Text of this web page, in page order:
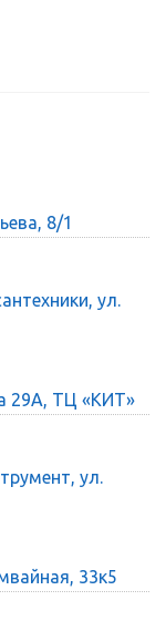
8/1
ул.
29А, ТЦ «КИТ»
ул.
33к5